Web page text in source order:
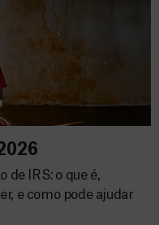
de IRS: o que é,
e como pode ajudar